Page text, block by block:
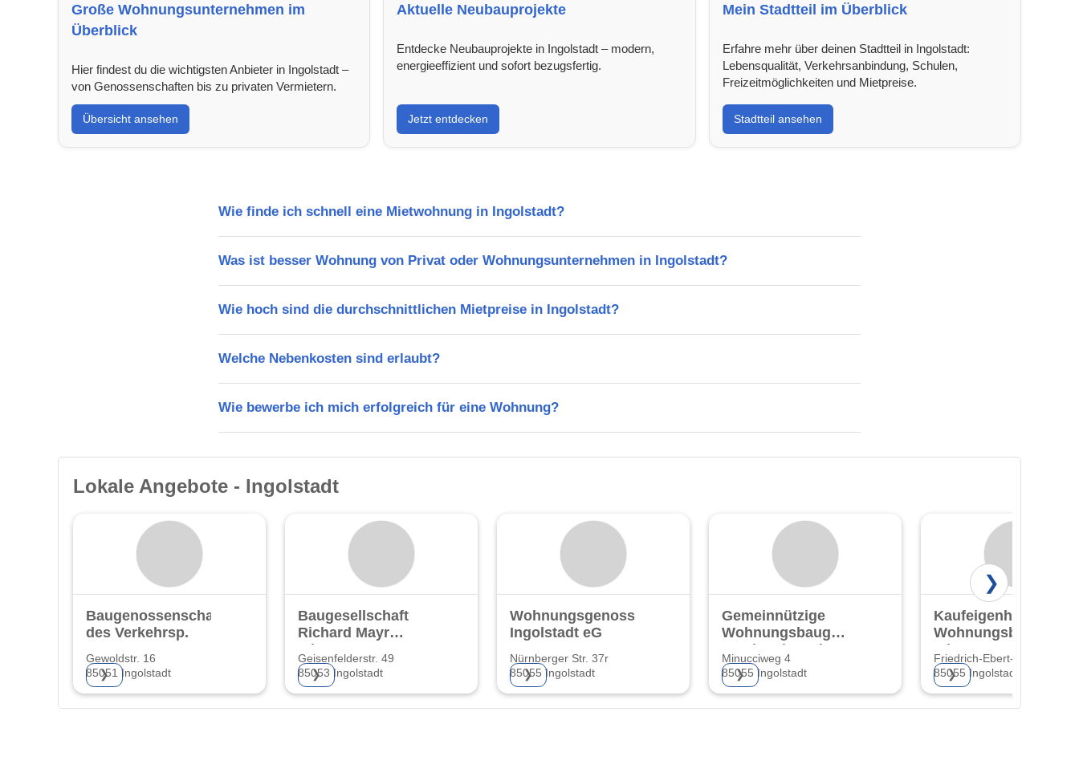
Große Wohnungsunternehmen im
Überblick
Hier findest du die wichtigsten Anbieter in Ingolstadt –
von Genossenschaften bis zu privaten Vermietern.
Übersicht ansehen
Aktuelle Neubauprojekte
Entdecke Neubauprojekte in Ingolstadt – modern,
energieeffizient und sofort bezugsfertig.
Jetzt entdecken
Mein Stadtteil im Überblick
Erfahre mehr über deinen Stadtteil in Ingolstadt:
Lebensqualität, Verkehrsanbindung, Schulen,
Freizeitmöglichkeiten und Mietpreise.
Stadtteil ansehen
Wie finde ich schnell eine Mietwohnung in Ingolstadt?
Was ist besser Wohnung von Privat oder Wohnungsunternehmen in Ingolstadt?
Wie hoch sind die durchschnittlichen Mietpreise in Ingolstadt?
Welche Nebenkosten sind erlaubt?
Wie bewerbe ich mich erfolgreich für eine Wohnung?
Lokale Angebote - Ingolstadt
Baugenossenschaft
des Verkehrsp.
Gewoldstr. 16
85051 Ingolstadt
❯
Baugesellschaft
Richard Mayr
mbH
Geisenfelderstr. 49
85053 Ingolstadt
❯
Wohnungsgenossenschaft
Ingolstadt eG
Nürnberger Str. 37r
85055 Ingolstadt
❯
Gemeinnützige
Wohnungsbaugesellschaft
Ingolstadt GmbH
Minucciweg 4
85055 Ingolstadt
❯
Kaufeigenheime
mbH
Friedrich-Ebert-Str. 36
85055 Ingolstadt
❯
❯